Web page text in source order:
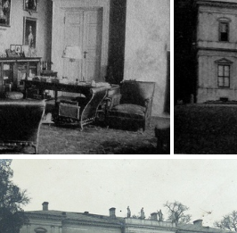
Chroberz - karta pocztowa
Salon w pałącu